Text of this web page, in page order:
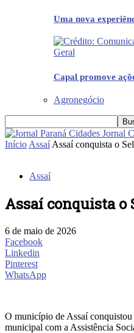
Uma nova
Geral
Capal promove
Agronegócio
Jornal
Início Assaí Assaí conquista o
Assaí
Assaí conquista o
6 de maio de 2026
Facebook
Linkedin
Pinterest
WhatsApp
O município de Assaí
municipal com a Assistência